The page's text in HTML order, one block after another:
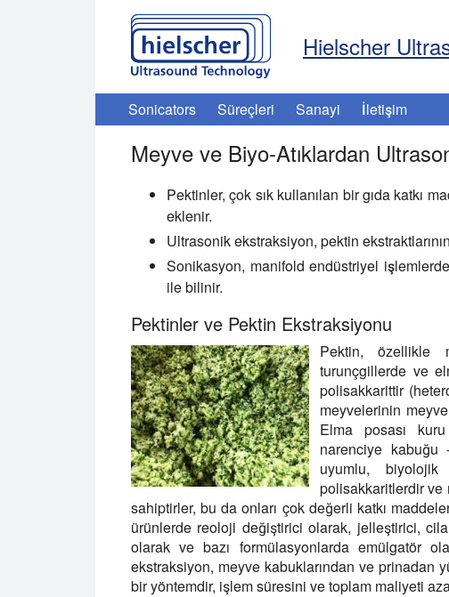
Hielscher
Sonicators Süreçleri Sanayi İletişim
Meyve ve Biyo-Atıklardan
Pektinler, çok sık kullanılan bir gıda katkı
eklenir.
Ultrasonik ekstraksiyon, pektin
Sonikasyon, manifold endüstriyel
ile bilinir.
Pektinler ve Pektin Ekstraksiyonu
Pektin, özellikle
turunçgillerde ve
polisakkarittir
meyvelerinin
Elma posası
narenciye
uyumlu,
polisakkaritlerdir ve
sahiptirler, bu da onları çok değerli katkı
ürünlerde reoloji değiştirici olarak, jelleştirici,
olarak ve bazı formülasyonlarda emülgatör
ekstraksiyon, meyve kabuklarından ve
bir yöntemdir, işlem süresini ve toplam maliyeti